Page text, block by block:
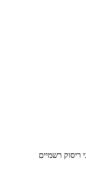
ריסוק רשמיים